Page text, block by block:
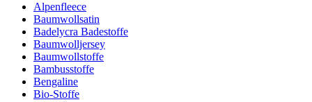
Alpenfleece
Baumwollsatin
Badelycra Badestoffe
Baumwolljersey
Baumwollstoffe
Bambusstoffe
Bengaline
Bio-Stoffe